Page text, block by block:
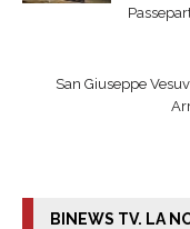
San Giuseppe
BINEWS TV. LA